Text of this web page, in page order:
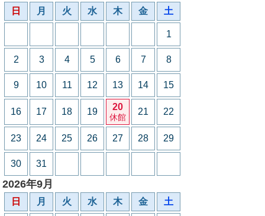
日 月 火 水 木 金 土
1
2 3 4 5 6 7 8
9 10 11 12 13 14 15
16 17 18 19 20
休館
21 22
23 24 25 26 27 28 29
30 31
2026年9月
日 月 火 水 木 金 土